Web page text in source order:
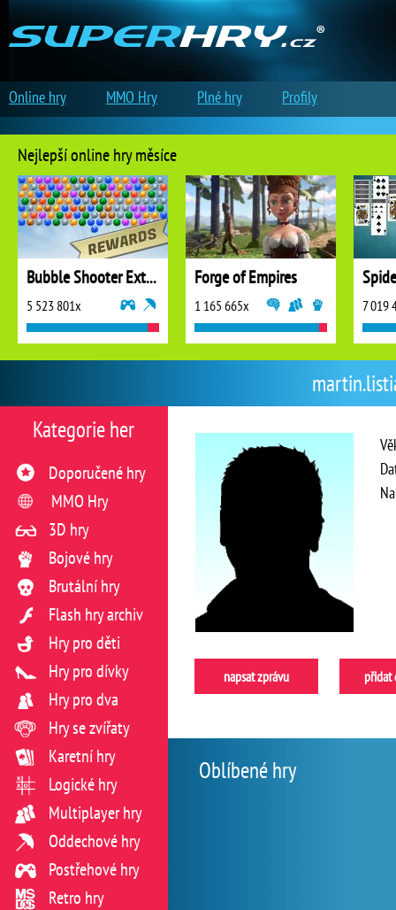
napsat zprávu přidat
Oblíbené hry
Kategorie her
Doporučené hry
MMO Hry
3D hry
Bojové hry
Brutální hry
Flash hry archiv
Hry pro děti
Hry pro dívky
Hry pro dva
Hry se zvířaty
Karetní hry
Logické hry
Multiplayer hry
Oddechové hry
Postřehové hry
Retro hry
Nejlepší online hry měsíce
Bubble Shooter Extreme
5 523 801x
Forge of Empires
1 165 665x 7 019
Online hry MMO Hry Plné hry Profily